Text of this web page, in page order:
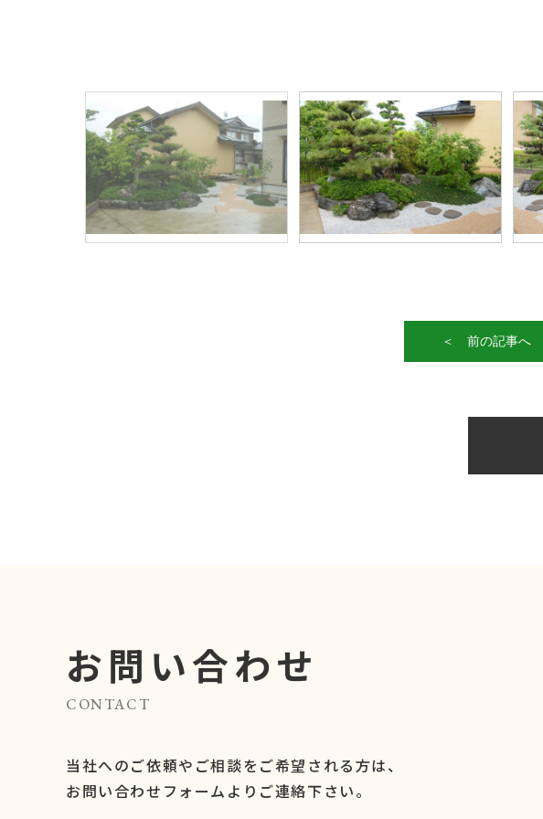
＜ 前の記事へ
お問い合わせ
CONTACT
当社へのご依頼やご相談をご希望される方は、
お問い合わせフォームよりご連絡下さい。